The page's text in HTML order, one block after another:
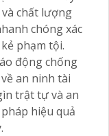
chất lượng
chóng xác
phạm tội.
động chống
an ninh tài
trật tự và an
hiệu quả